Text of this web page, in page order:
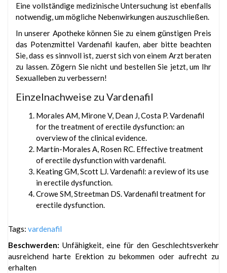
Eine vollständige medizinische Untersuchung ist ebenfalls
notwendig, um mögliche Nebenwirkungen auszuschließen.
In unserer Apotheke können Sie zu einem günstigen Preis
das Potenzmittel Vardenafil kaufen, aber bitte beachten
Sie, dass es sinnvoll ist, zuerst sich von einem Arzt beraten
zu lassen. Zögern Sie nicht und bestellen Sie jetzt, um Ihr
Sexualleben zu verbessern!
Einzelnachweise zu Vardenafil
Morales AM, Mirone V, Dean J, Costa P. Vardenafil
for the treatment of erectile dysfunction: an
overview of the clinical evidence.
Martín-Morales A, Rosen RC. Effective treatment
of erectile dysfunction with vardenafil.
Keating GM, Scott LJ. Vardenafil: a review of its use
in erectile dysfunction.
Crowe SM, Streetman DS. Vardenafil treatment for
erectile dysfunction.
Tags: vardenafil
Beschwerden: Unfähigkeit, eine für den Geschlechtsverkehr
ausreichend harte Erektion zu bekommen oder aufrecht zu
erhalten